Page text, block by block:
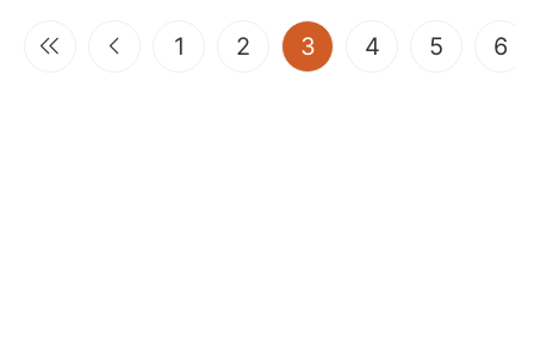
1 2 3(current)
4 5 6